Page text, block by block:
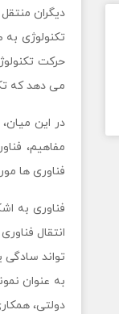
دیگران
تکنولوژی
حرکت
می دهد که
در این
مفاهیم،
فناوری ها
فناوری به
انتقال
تواند
به عنوان
دولتی،